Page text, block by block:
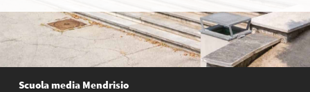
Scuola media Mendrisio